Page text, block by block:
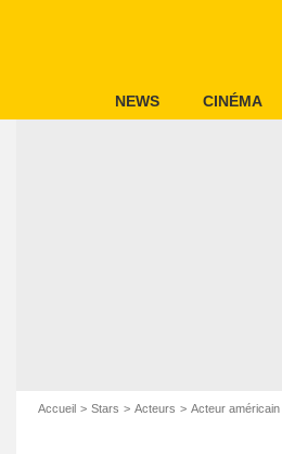
NEWS CINÉMA
Accueil Stars Acteurs Acteur américain